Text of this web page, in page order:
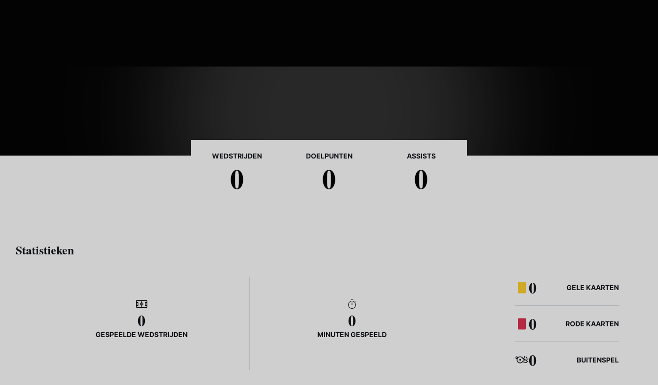
WEDSTRIJDEN
0
DOELPUNTEN
0
ASSISTS
0
Statistieken
0
GESPEELDE WEDSTRIJDEN
0
MINUTEN GESPEELD
0 GELE KAARTEN
0 RODE KAARTEN
0 BUITENSPEL